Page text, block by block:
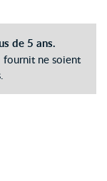
de 5 ans.
fournit ne soient